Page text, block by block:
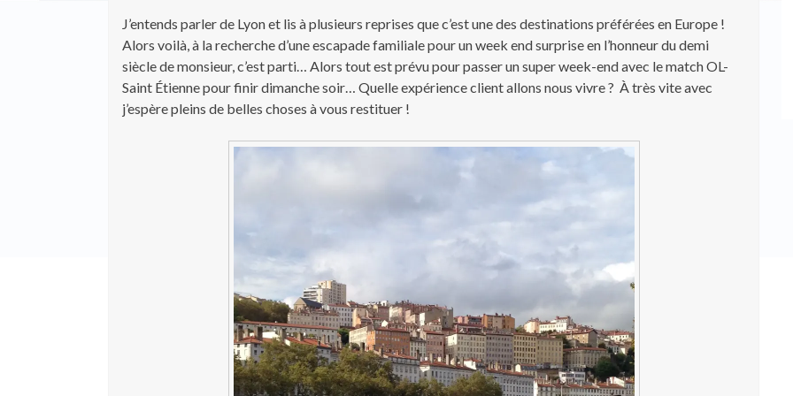
J’entends parler de Lyon et lis à plusieurs reprises que c’est une des destinations préférées en Europe !
Alors voilà, à la recherche d’une escapade familiale pour un week end surprise en l’honneur du demi
siècle de monsieur, c’est parti… Alors tout est prévu pour passer un super week-end avec le match OL-
Saint Étienne pour finir dimanche soir… Quelle expérience client allons nous vivre ? À très vite avec
j’espère pleins de belles choses à vous restituer !